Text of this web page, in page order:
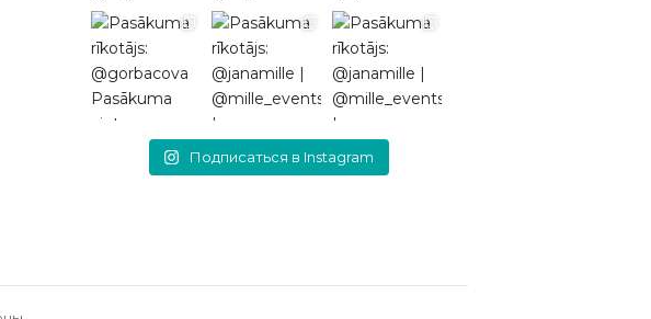
Подписаться в Instagram